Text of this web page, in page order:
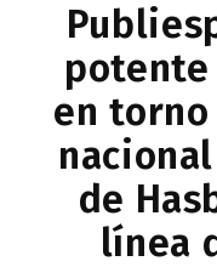
potente
en
de
línea